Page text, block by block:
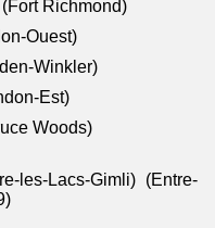
Richmond)
Ouest)
Winkler)
Est)
Woods)
les-Lacs-Gimli) (Entre-